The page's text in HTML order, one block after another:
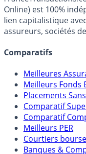
fiscalité et les
Online) est 100%
assureurs, sociétés de
Comparatifs
Meilleures
Meilleurs Fonds
Placements
Comparatif
Comparatif
Meilleurs PER